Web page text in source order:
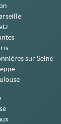
sur Seine